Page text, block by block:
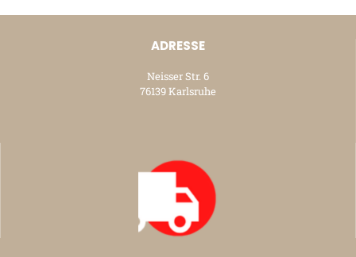
ADRESSE
Neisser Str. 6
76139 Karlsruhe